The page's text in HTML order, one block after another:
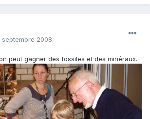
septembre 2008
peut gagner des fossiles et des minéraux.